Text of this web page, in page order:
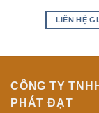
Được xếp
hạng55
sao
LIÊN HỆ
CÔNG TY
PHÁT ĐẠT